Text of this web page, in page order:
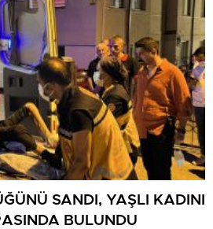
SANDI, YAŞLI KADINI
BULUNDU